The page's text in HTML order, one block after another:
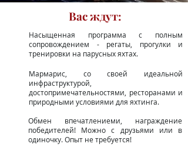
Вас ждут:
Насыщенная программа с полным
сопровождением - регаты, прогулки и
тренировки на парусных яхтах.
Мармарис, со своей идеальной
инфраструктурой,
достопримечательностями, ресторанами и
природными условиями для яхтинга.
Обмен впечатлениеми, награждение
победителей! Можно с друзьями или в
одиночку. Опыт не требуется!